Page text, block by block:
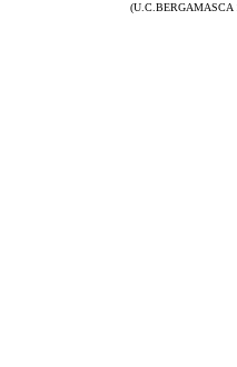
(U.C.BERGAMASCA